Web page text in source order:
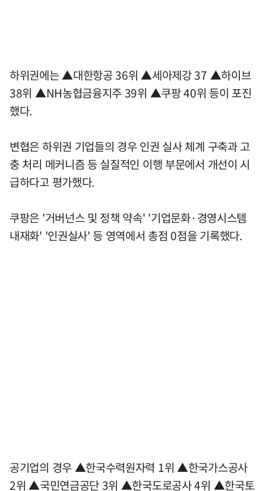
하위권에는 ▲대한항공 36위 ▲세아제강 37 ▲하이브
38위 ▲NH농협금융지주 39위 ▲쿠팡 40위 등이 포진
했다.
변협은 하위권 기업들의 경우 인권 실사 체계 구축과 고
충 처리 메커니즘 등 실질적인 이행 부문에서 개선이 시
급하다고 평가했다.
쿠팡은 '거버넌스 및 정책 약속' '기업문화·경영시스템
내재화' '인권실사' 등 영역에서 총점 0점을 기록했다.
공기업의 경우 ▲한국수력원자력 1위 ▲한국가스공사
2위 ▲국민연금공단 3위 ▲한국도로공사 4위 ▲한국토